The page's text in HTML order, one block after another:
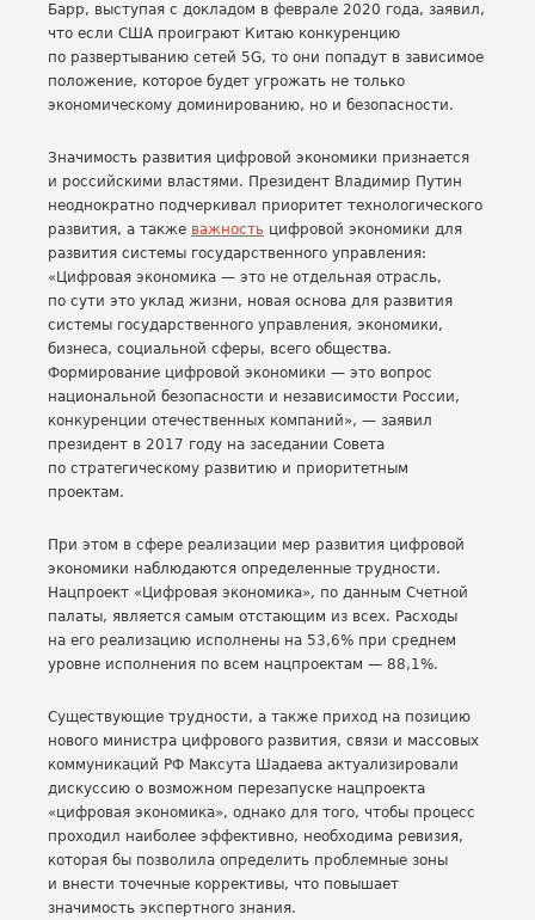
Барр, выступая с докладом в феврале 2020 года, заявил,
что если США проиграют Китаю конкуренцию
по развертыванию сетей 5G, то они попадут в зависимое
положение, которое будет угрожать не только
экономическому доминированию, но и безопасности.
Значимость развития цифровой экономики признается
и российскими властями. Президент Владимир Путин
неоднократно подчеркивал приоритет технологического
развития, а также важность цифровой экономики для
развития системы государственного управления:
«Цифровая экономика — это не отдельная отрасль,
по сути это уклад жизни, новая основа для развития
системы государственного управления, экономики,
бизнеса, социальной сферы, всего общества.
Формирование цифровой экономики — это вопрос
национальной безопасности и независимости России,
конкуренции отечественных компаний», — заявил
президент в 2017 году на заседании Совета
по стратегическому развитию и приоритетным
проектам.
При этом в сфере реализации мер развития цифровой
экономики наблюдаются определенные трудности.
Нацпроект «Цифровая экономика», по данным Счетной
палаты, является самым отстающим из всех. Расходы
на его реализацию исполнены на 53,6% при среднем
уровне исполнения по всем нацпроектам — 88,1%.
Существующие трудности, а также приход на позицию
нового министра цифрового развития, связи и массовых
коммуникаций РФ Максута Шадаева актуализировали
дискуссию о возможном перезапуске нацпроекта
«цифровая экономика», однако для того, чтобы процесс
проходил наиболее эффективно, необходима ревизия,
которая бы позволила определить проблемные зоны
и внести точечные коррективы, что повышает
значимость экспертного знания.